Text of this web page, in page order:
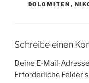
DOLOMITEN ,
Schreibe einen
Deine E-Mail-
Erforderliche Felder